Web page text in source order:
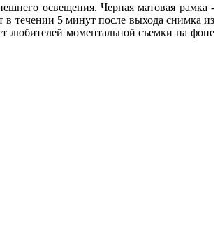
освещения. Черная матовая рамка -
в течении 5 минут после выхода снимка из
любителей моментальной съемки на фоне